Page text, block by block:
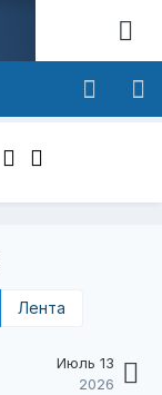
Лента
Июль 13
2026